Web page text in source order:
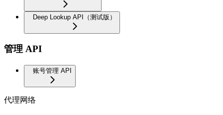
Deep Lookup API（测试版）
管理 API
账号管理 API
代理网络